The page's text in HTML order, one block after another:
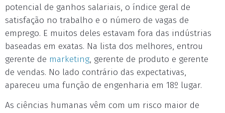
potencial de ganhos salariais, o índice geral de
satisfação no trabalho e o número de vagas de
emprego. E muitos deles estavam fora das indústrias
baseadas em exatas. Na lista dos melhores, entrou
gerente de marketing, gerente de produto e gerente
de vendas. No lado contrário das expectativas,
apareceu uma função de engenharia em 18º lugar.
As ciências humanas vêm com um risco maior de